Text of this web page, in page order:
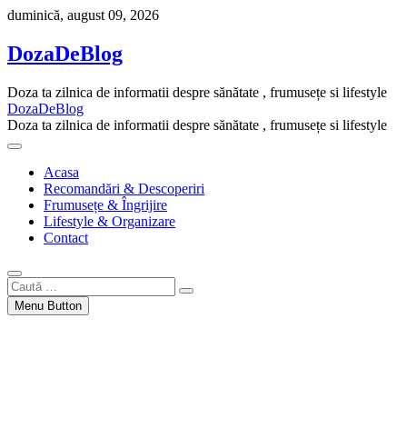
Skip
content
duminică, august 09, 2026
DozaDeBlog
Doza ta zilnica de informatii despre sănătate , frumusețe si lifestyle
DozaDeBlog
Doza ta zilnica de informatii despre sănătate , frumusețe si lifestyle
Acasa
Recomandări & Descoperiri
Frumusețe & Îngrijire
Lifestyle & Organizare
Contact
Caută
…Menu Button